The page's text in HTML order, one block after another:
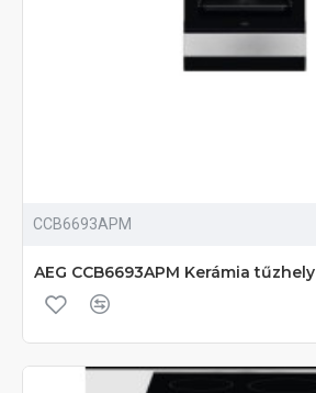
CCB6693APM
AEG CCB6693APM Kerámia tűzhely